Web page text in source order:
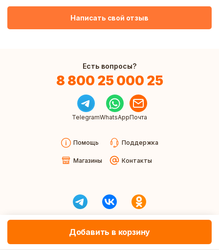
Добавить в корзину
Написать свой отзыв
Есть вопросы?
8 800 25 000 25
TelegramWhatsAppПочта
Помощь Поддержка
Магазины Контакты